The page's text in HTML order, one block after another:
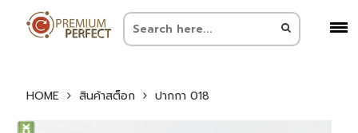
HOME สินค้าสต็อก ปากกา 018